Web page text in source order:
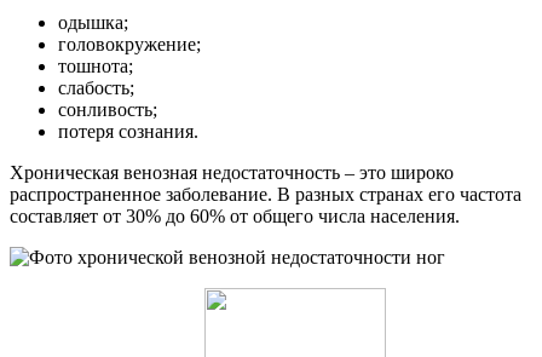
одышка;
головокружение;
тошнота;
слабость;
сонливость;
потеря сознания.
Хроническая венозная недостаточность – это широко
распространенное заболевание. В разных странах его частота
составляет от 30% до 60% от общего числа населения.